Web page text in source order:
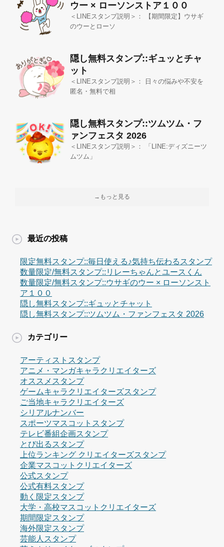
ウー × ローソンストア１００
＜LINEスタンプ説明＞： 【期間限定】ウサギ
のウーとローソ
隠し無料スタンプ::ギュッとチャ
ット
＜LINEスタンプ説明＞： 日々の悩みや不安を
匿名・無料で相
隠し無料スタンプ::ツムツム・フ
ァンフェスタ 2026
＜LINEスタンプ説明＞： 「LINE:ディズニーツ
ムツム」
→もっと見る
最近の投稿
限定無料スタンプ::毎日使える♪気持ち伝わるスタンプ
数量限定/無料スタンプ::リレーちゃんとユースくん
数量限定/無料スタンプ::ウサギのウー × ローソンスト
ア１００
隠し無料スタンプ::ギュッとチャット
隠し無料スタンプ::ツムツム・ファンフェスタ 2026
カテゴリー
アーティストスタンプ
アニメ・マンガキャラクリエイターズ
オススメスタンプ
ゲームキャラクリエイターズスタンプ
ご当地キャラクリエイターズ
シリアルナンバー
スポーツマスコットスタンプ
テレビ番組企画スタンプ
とび出るスタンプ
上位ランキング クリエイターズスタンプ
企業マスコットクリエイターズ
公式スタンプ
公式有料スタンプ
動く限定スタンプ
大学・高校マスコットクリエイターズ
期間限定スタンプ
海外限定スタンプ
芸能人スタンプ